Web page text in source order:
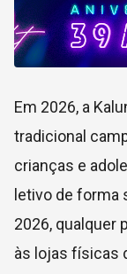
Em 2026, a
tradicional
crianças e
letivo de forma
2026, qualquer
às lojas físicas